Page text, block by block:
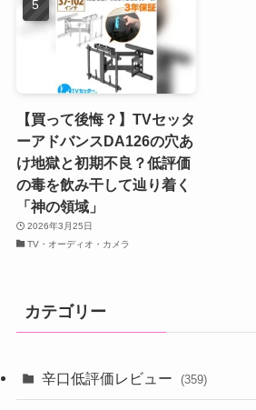
【買って後悔？】TVセッタ
ーアドバンスDA126の穴あ
け地獄と初期不良？低評価
の毒を飲み干して辿り着く
「神の領域」
2026年3月25日
TV・オーディオ・カメラ
カテゴリー
辛口低評価レビュー (359)